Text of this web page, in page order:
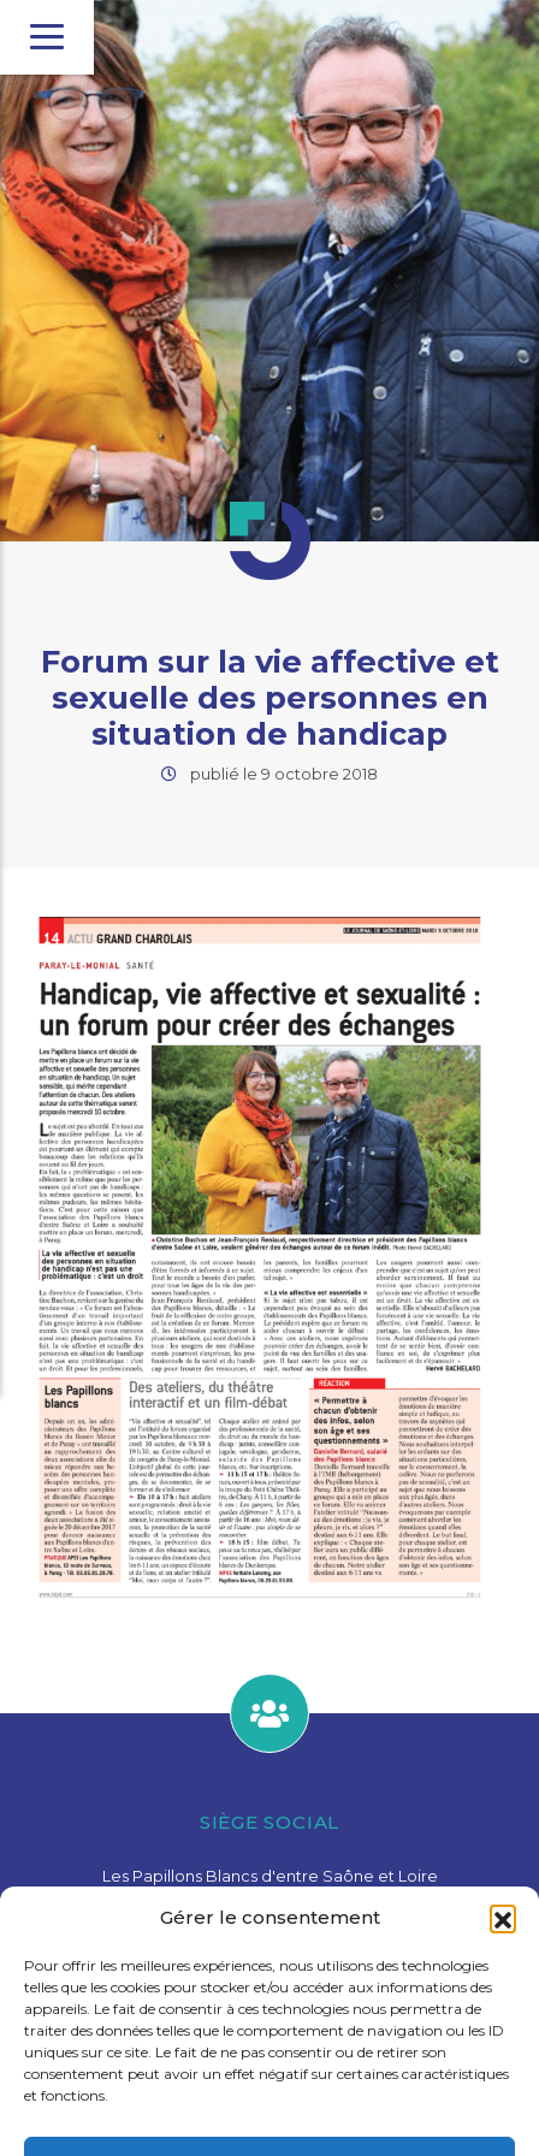
Gérer le consentement
Pour offrir les meilleures expériences, nous utilisons des technologies
telles que les cookies pour stocker et/ou accéder aux informations des
appareils. Le fait de consentir à ces technologies nous permettra de
traiter des données telles que le comportement de navigation ou les ID
uniques sur ce site. Le fait de ne pas consentir ou de retirer son
consentement peut avoir un effet négatif sur certaines caractéristiques
et fonctions.
Forum sur la vie affective et
sexuelle des personnes en
situation de handicap
publié le 9 octobre 2018
SIÈGE SOCIAL
Les Papillons Blancs d'entre Saône et Loire
03 85 81 28 78
contact@pbesl.fr
Liens utiles